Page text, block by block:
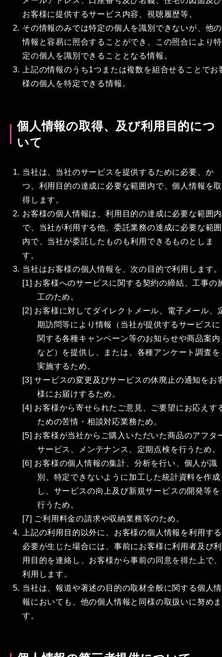
お客様に提供するサービス内容、視聴履歴等。
その情報のみでは特定の個人を識別できないが、他の
情報と容易に照合することができ、この照合により特
定の個人を識別できることとなる情報。
上記の情報のうち1つまたは複数を組合せることでお
様の個人を特定できる情報。
個人情報の取得、及び利用目的につ
いて
当社は、当社のサービスを提供するために必要、か
つ、利用目的の達成に必要な範囲内で、個人情報を取
得します。
お客様の個人情報は、利用目的の達成に必要な範囲内
で、当社が利用する他、委託業務の達成に必要な範囲
内で、当社が委託したものも利用できるものとしま
す。
当社はお客様の個人情報を、次の目的で利用します。
[1] お客様へのサービスに関する契約の締結、工事の
工のため。
[2] お客様に対してダイレクトメール、電子メール、
期訪問等により情報（当社が提供するサービスに
関する各種キャンペーン等のお知らせや商品案内
など）を提供し、または、各種アンケート調査を
実施するため。
[3] サービスの変更及びサービスの休廃止の通知をお
様にお届けするため。
[4] お客様から寄せられたご意見、ご要望にお応えす
ための苦情・相談対応業務ため。
[5] お客様が当社からご購入いただいた商品のアフタ
サービス、メンテナンス、定期点検を行うため。
[6] お客様の個人情報の集計、分析を行い、個人が識
別、特定できないように加工した統計資料を作成
し、サービスの向上及び新規サービスの開発等を
行うため。
[7] ご利用料金の請求や収納業務等のため。
上記の利用目的以外に、お客様の個人情報を利用する
必要が生じた場合には、事前にお客様に利用者及び利
用目的を連絡し、お客様から事前の同意を得た上で、
利用します。
当社は、報道や著述の目的の取材全般に関する個人情
報においても、他の個人情報と同様の取扱いに努めま
す。